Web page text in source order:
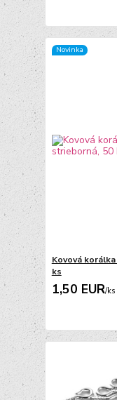
Novinka
Kovová
ks
1,50 EUR/ks